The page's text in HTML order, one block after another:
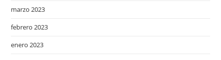
marzo 2023
febrero 2023
enero 2023